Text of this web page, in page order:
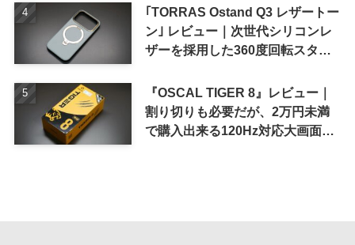
｢TORRAS Ostand Q3 レザートー
ン｣ レビュー｜次世代シリコンレ
ザーを採用した360度回転スタン
『OSCAL TIGER 8』レビュー｜
割り切りも必要だが、2万円未満
で購入出来る120Hz対応大画面ス